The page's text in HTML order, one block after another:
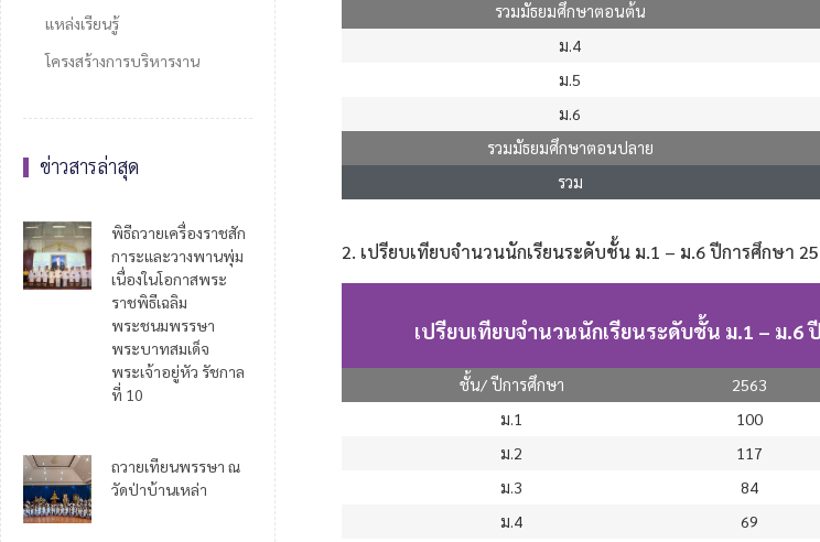
แหล่งเรียนรู้
โครงสร้างการบริหารงาน
ข่าวสารล่าสุด
พิธีถวายเครื่องราชสัก
การะและวางพานพุ่ม
เนื่องในโอกาสพระ
ราชพิธีเฉลิม
พระชนมพรรษา
พระบาทสมเด็จ
พระเจ้าอยู่หัว รัชกาล
ที่ 10
ถวายเทียนพรรษา ณ
วัดป่าบ้านเหล่า
รวมมัธยมศึกษาตอนต้น
ม.4
ม.5
ม.6
รวมมัธยมศึกษาตอนปลาย
รวม
2. เปรียบเทียบจำนวนนักเรียนระดับชั้น ม.1 – ม.6 ปีการศึกษา
เปรียบเทียบจำนวนนักเรียนระดับชั้น ม.1 – ม.6
ชั้น/ ปีการศึกษา 2563
ม.1
100
ม.2
117
ม.3
84
ม.4
69